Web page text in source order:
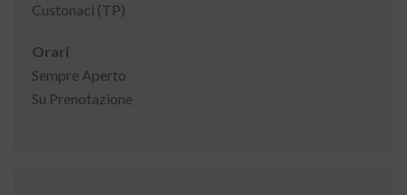
Custonaci (TP)
Orari
Sempre Aperto
Su Prenotazione